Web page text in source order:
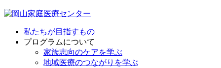
私たちが目指すもの
プログラムについて
家族志向のケアを学ぶ
地域医療のつながりを学ぶ